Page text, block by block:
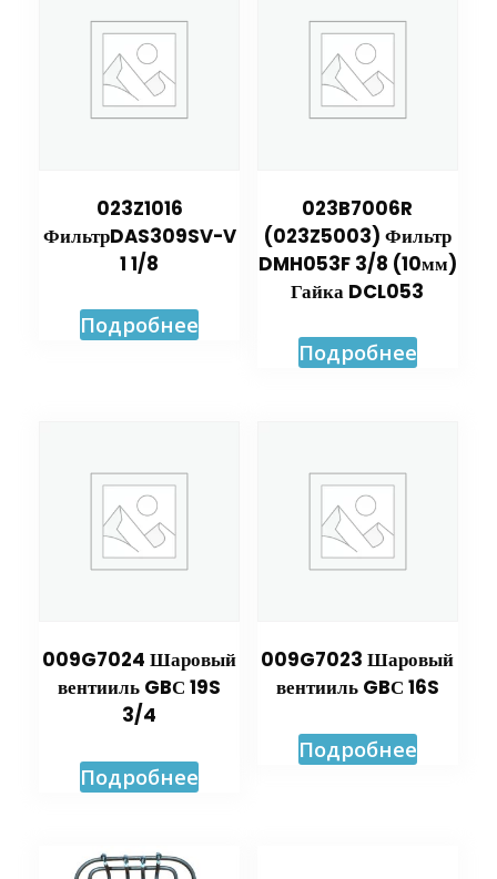
023Z1016
ФильтрDAS309SV-V
1 1/8
Подробнее
023B7006R
(023Z5003) Фильтр
DMH053F 3/8 (10мм)
Гайка DCL053
Подробнее
009G7024 Шаровый
вентииль GBС 19S
3/4
Подробнее
009G7023 Шаровый
вентииль GBС 16S
Подробнее